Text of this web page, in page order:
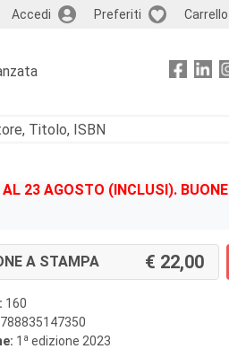
Accedi Preferiti Carrello
23 AGOSTO (INCLUSI). BUONE
A STAMPA 22,00
160
1 a edizione 2023